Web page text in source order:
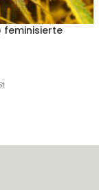
feminisierte